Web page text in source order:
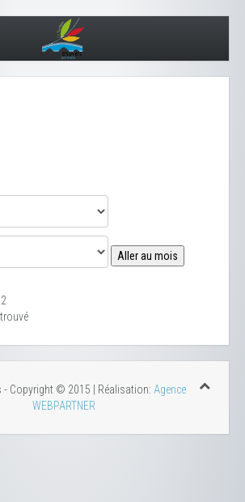
Aller au mois
- Copyright © 2015 | Réalisation: Agence
WEBPARTNER